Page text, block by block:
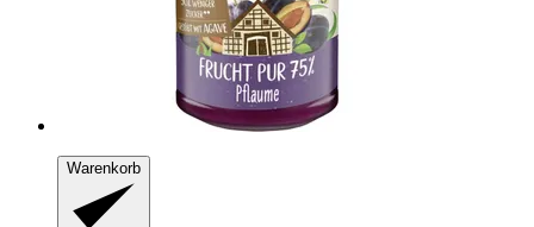
Warenkorb